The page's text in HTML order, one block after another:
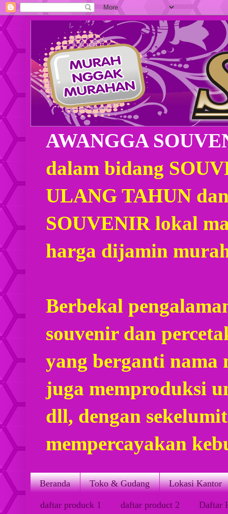
AWANGGA
dalam bidang
ULANG TAHUN
SOUVENIR lokal
harga dijamin
Berbekal
souvenir dan
yang berganti nama
juga memproduksi
dll, dengan
mempercayakan
Beranda Toko & Gudang Lokasi Kantor
daftar produck 1 daftar product 2 Daftar